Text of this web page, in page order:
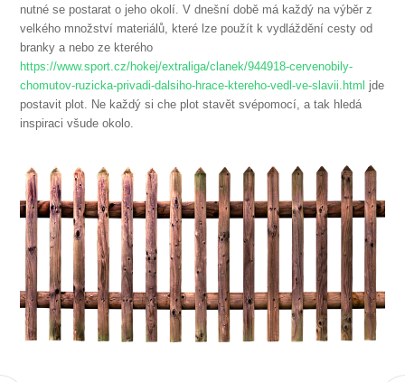
nutné se postarat o jeho okolí. V dnešní době má každý na výběr z
velkého množství materiálů, které lze použít k vydláždění cesty od
branky a nebo ze kterého
https://www.sport.cz/hokej/extraliga/clanek/944918-cervenobily-
chomutov-ruzicka-privadi-dalsiho-hrace-ktereho-vedl-ve-slavii.html jde
postavit plot. Ne každý si che plot stavět svépomocí, a tak hledá
inspiraci všude okolo.